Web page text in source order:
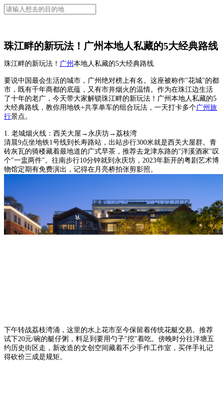
珠江畔的新玩法！广州本地人私藏的5大经典路线
珠江畔的新玩法！ 广州 本地人私藏的5大经典路线
要说中国最会生活的城市，广州绝对榜上有名。这座被称作"花城"的都
市，既有千年商都的底蕴，又有市井烟火的温情。作为在珠江边生活
了十年的老广，今天带大家解锁珠江畔的新玩法！广州本地人私藏的5
大经典路线，教你用地铁+共享单车的组合玩法，一天打卡多个广州旅
行景点。
1. 老城烟火线：西关大屋→永庆坊→荔枝湾
清晨9点坐地铁1号线到长寿路站，出站步行300米就是西关大屋群。青
砖灰瓦的骑楼藏着最地道的广式早茶，推荐去龙津东路的"泮溪酒家"叹
个"一盅两件"。往南步行10分钟就到永庆坊，2023年新开的粤剧艺术博
物馆定期有免费演出，记得在月亮桥拍张剪影照。
下午转战荔枝湾涌，这里的水上花市至今保留着传统花艇交易。推荐
试下20元/碗的艇仔粥，料足到要用勺子"挖"着吃。傍晚时分往泮塘五
约历史街区走，新改造的文创空间藏着不少手作工作室，买伴手礼记
得砍价三成是规矩。